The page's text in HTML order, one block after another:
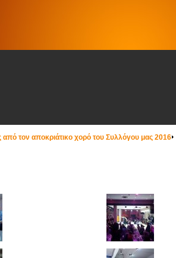
τον αποκριάτικο χορό του Συλλόγου μας 2016